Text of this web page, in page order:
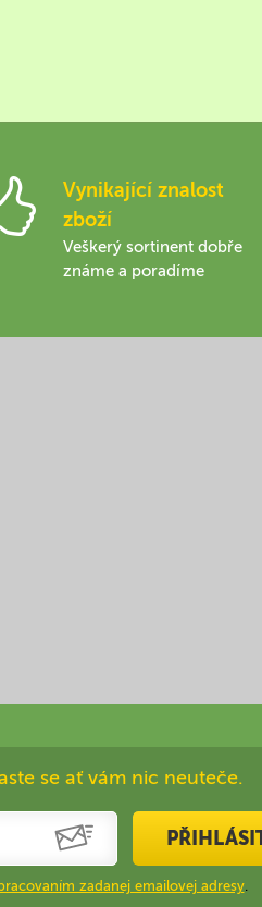
Vynikající znalost
zboží
Veškerý sortinent dobře
známe a poradíme
se ať vám nic neuteče.
zadanej emailovej adresy.